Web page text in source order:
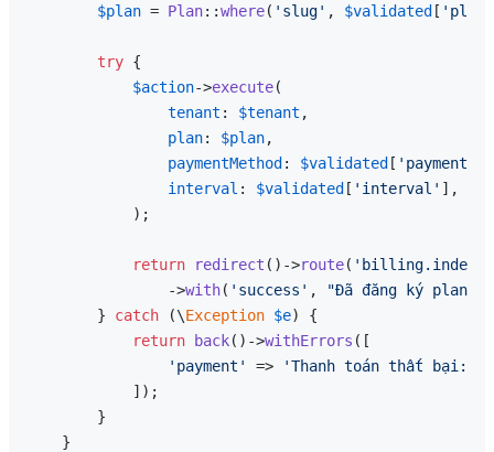
$plan = Plan::where( 'slug' , $validated [ 'plan'
try {
$action->execute(
tenant : $tenant ,
plan: $plan,
paymentMethod : $validated [
interval : $validated [ 'interval' ],
            );
return redirect ()->route( 'billing.index'
                ->
with( 'success' , "Đã đăng ký plan
        }
catch (\Exception $e) {
return
back()->withErrors ([
'payment'
=> 'Thanh toán thất bại: '
            ]);
        }
    }